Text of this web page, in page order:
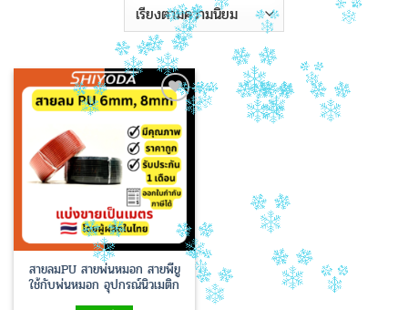
Add to
Wishlist
สายลมPU สายพ่นหมอก สายพียู
ใช้กับพ่นหมอก อุปกรณ์นิวเมติก